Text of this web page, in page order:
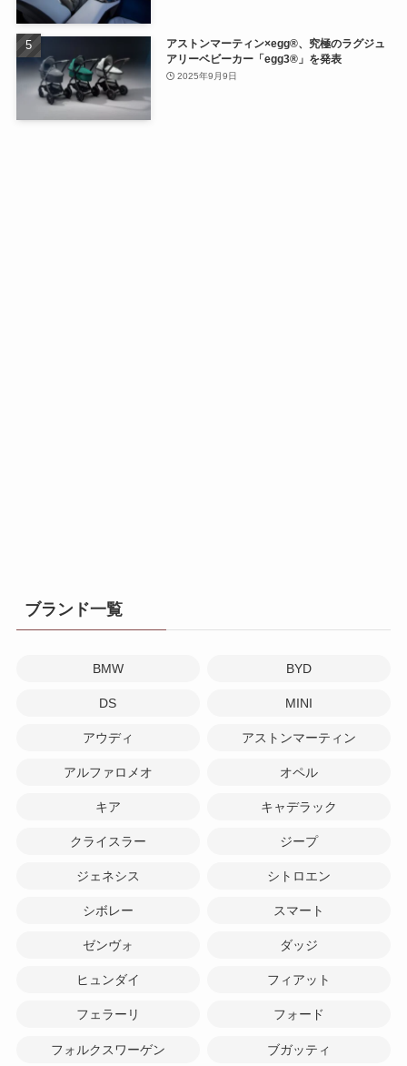
アストンマーティン×egg®、究極のラグジュ
アリーベビーカー「egg3®」を発表
2025年9月9日
ブランド一覧
BMW BYD
DS MINI
アウディ アストンマーティン
アルファロメオ オペル
キア キャデラック
クライスラー ジープ
ジェネシス シトロエン
シボレー スマート
ゼンヴォ ダッジ
ヒュンダイ フィアット
フェラーリ フォード
フォルクスワーゲン ブガッティ